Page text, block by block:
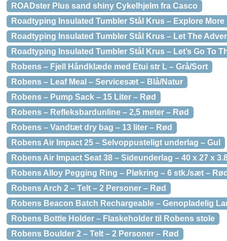
ROADster Plus sand shiny Cykelhjelm fra Casco
Roadtyping Insulated Tumbler Stål Krus – Explore More
Roadtyping Insulated Tumbler Stål Krus – Let The
Roadtyping Insulated Tumbler Stål Krus – Let’s Go To
Robens – Fjell Håndklæde med Etui str L – Grå/Sort
Robens – Leaf Meal – Servicesæt – Blå/Natur
Robens – Pump Sack – 15 Liter – Rød
Robens – Refleksbardunline – 2,5 meter – Rød
Robens – Vandtæt dry bag – 13 liter – Rød
Robens Air Impact 25 – Selvoppusteligt underlag – Gul
Robens Air Impact Seat 38 – Sideunderlag – 40 x 27 x
Robens Alloy Pegging Ring – Pløkring – 6 stk./sæt –
Robens Arch 2 – Telt – 2 Personer – Rød
Robens Beacon Batch Rechargeable – Genopladelig
Robens Bottle Holder – Flaskeholder til Robens stole
Robens Boulder 2 – Telt – 2 Personer – Rød